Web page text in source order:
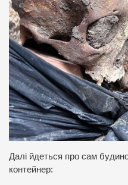
Далі йдеться про сам
контейнер: